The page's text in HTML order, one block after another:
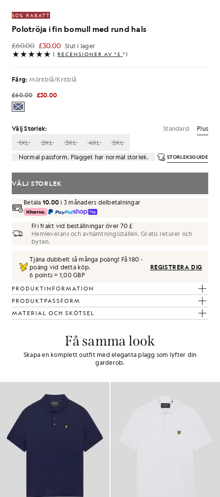
50% RABATT
Polotröja i fin bomull med rund hals
£60.00 £30.00 Slut i lager
£30.00 ( RECENSIONER AV ”5 ”)
Färg: Mörkblå/Kritblå
£60.00 £30.00
Välj Storlek: Standard
Plus
1XL
2XL 3XL 4XL
5XL
Normal passform. Plagget har normal storlek.
STORLEKSGUIDE
VÄLJ STORLEK
Betala 10.00 i 3 månaders delbetalningar
Fri frakt vid beställningar över 70 £
Hemleverans och avhämtningsställen. Gratis returer och
byten.
Tjäna dubbelt så många poäng! Få180-
poäng vid detta köp.
6 points = 1,00 GBP
REGISTRERA DIG
PRODUKTINFORMATION
PRODUKTPASSFORM
MATERIAL OCH SKÖTSEL
Få samma look
Skapa en komplett outfit med eleganta plagg som lyfter din
garderob.